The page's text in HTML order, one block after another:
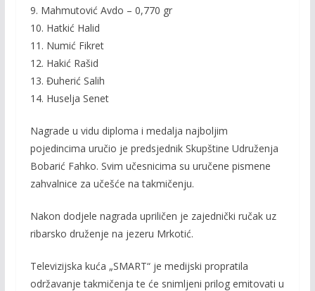
9. Mahmutović Avdo – 0,770 gr
10. Hatkić Halid
11. Numić Fikret
12. Hakić Rašid
13. Đuherić Salih
14. Huselja Senet
Nagrade u vidu diploma i medalja najboljim
pojedincima uručio je predsjednik Skupštine Udruženja
Bobarić Fahko. Svim učesnicima su uručene pismene
zahvalnice za učešće na takmičenju.
Nakon dodjele nagrada upriličen je zajednički ručak uz
ribarsko druženje na jezeru Mrkotić.
Televizijska kuća „SMART“ je medijski propratila
održavanje takmičenja te će snimljeni prilog emitovati u